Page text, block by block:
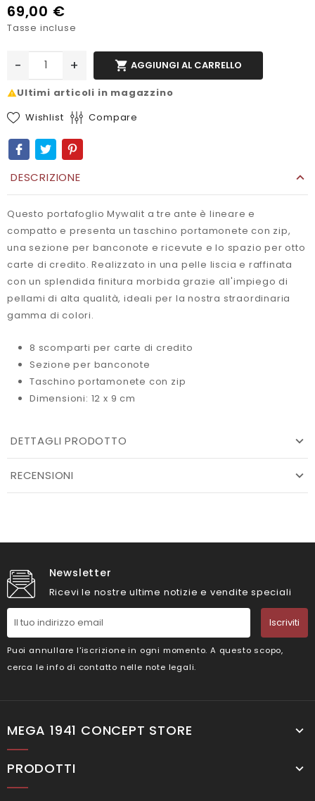
69,00 €
Tasse incluse
- +  AGGIUNGI AL CARRELLO
report_problemUltimi articoli in magazzino
Wishlist
Compare
DESCRIZIONE
Questo portafoglio Mywalit a tre ante è lineare e
compatto e presenta un taschino portamonete con zip,
una sezione per banconote e ricevute e lo spazio per otto
carte di credito. Realizzato in una pelle liscia e raffinata
con un splendida finitura morbida grazie all'impiego di
pellami di alta qualità, ideali per la nostra straordinaria
gamma di colori.
8 scomparti per carte di credito
Sezione per banconote
Taschino portamonete con zip
Dimensioni: 12 x 9 cm
DETTAGLI PRODOTTO
RECENSIONI
Newsletter
Ricevi le nostre ultime notizie e vendite speciali
Iscriviti
Puoi annullare l'iscrizione in ogni momento. A questo scopo,
cerca le info di contatto nelle note legali.
MEGA 1941 CONCEPT STORE
PRODOTTI